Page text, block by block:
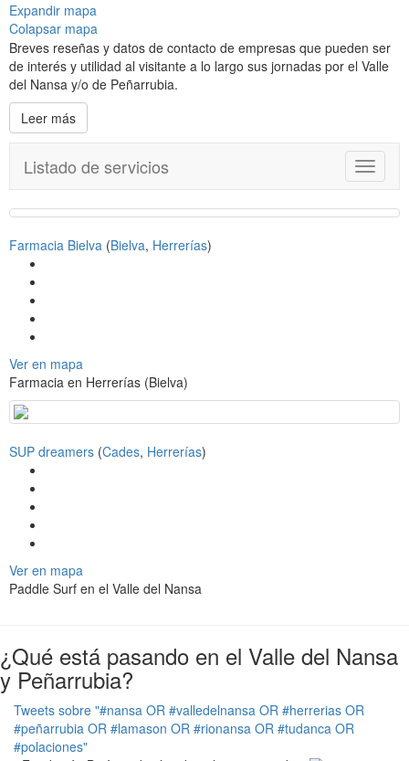
Expandir mapa
Colapsar mapa
Breves reseñas y datos de contacto de empresas que pueden ser
de interés y utilidad al visitante a lo largo sus jornadas por el Valle
del Nansa y/o de Peñarrubia.
Leer más
T
o
g
g
i
o
Listado de servicios
Farmacia Bielva (Bielva, Herrerías)
Ver en mapa
Farmacia en Herrerías (Bielva)
SUP dreamers (Cades, Herrerías)
Ver en mapa
Paddle Surf en el Valle del Nansa
¿Qué está pasando en el Valle del Nansa
y Peñarrubia?
Tweets sobre "#nansa OR #valledelnansa OR #herrerias OR
#peñarrubia OR #lamason OR #rionansa OR #tudanca OR
#polaciones"